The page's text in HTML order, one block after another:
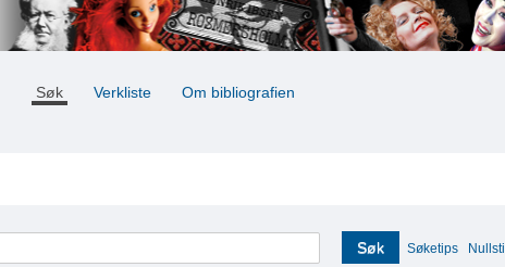
Søk Verkliste Om bibliografien
Søk Søketips Nullstill